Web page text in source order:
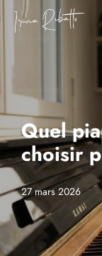
Quel
choisir
27 mars 2026